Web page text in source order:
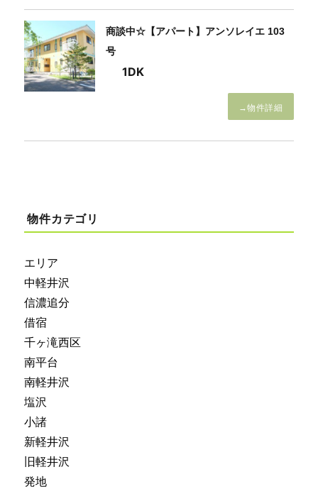
商談中☆【アパート】アンソレイエ 103
号
1DK
→物件詳細
物件カテゴリ
エリア
中軽井沢
信濃追分
借宿
千ヶ滝西区
南平台
南軽井沢
塩沢
小諸
新軽井沢
旧軽井沢
発地